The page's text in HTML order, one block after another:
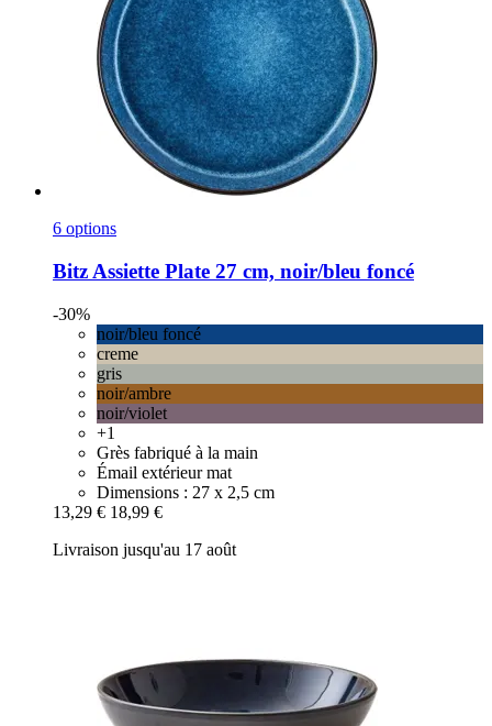
6 options
Bitz Assiette Plate 27 cm, noir/bleu foncé
-30%
noir/bleu foncé
creme
gris
noir/ambre
noir/violet
+1
Grès fabriqué à la main
Émail extérieur mat
Dimensions : 27 x 2,5 cm
13,29 € 18,99 €
Livraison jusqu'au 17 août